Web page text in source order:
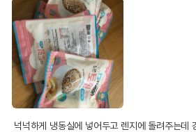
넉넉하게 냉동실에 넣어두고 렌지에 돌려주는데